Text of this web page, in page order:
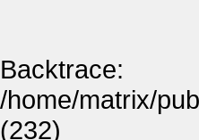
Backtrace:
/home/matrix/
(232)